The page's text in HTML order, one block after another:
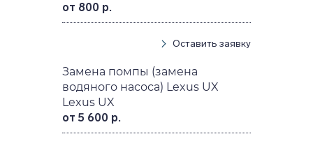
от 800 р.
Оставить заявку
Замена помпы (замена
водяного насоса) Lexus UX
Lexus UX
от 5 600 р.